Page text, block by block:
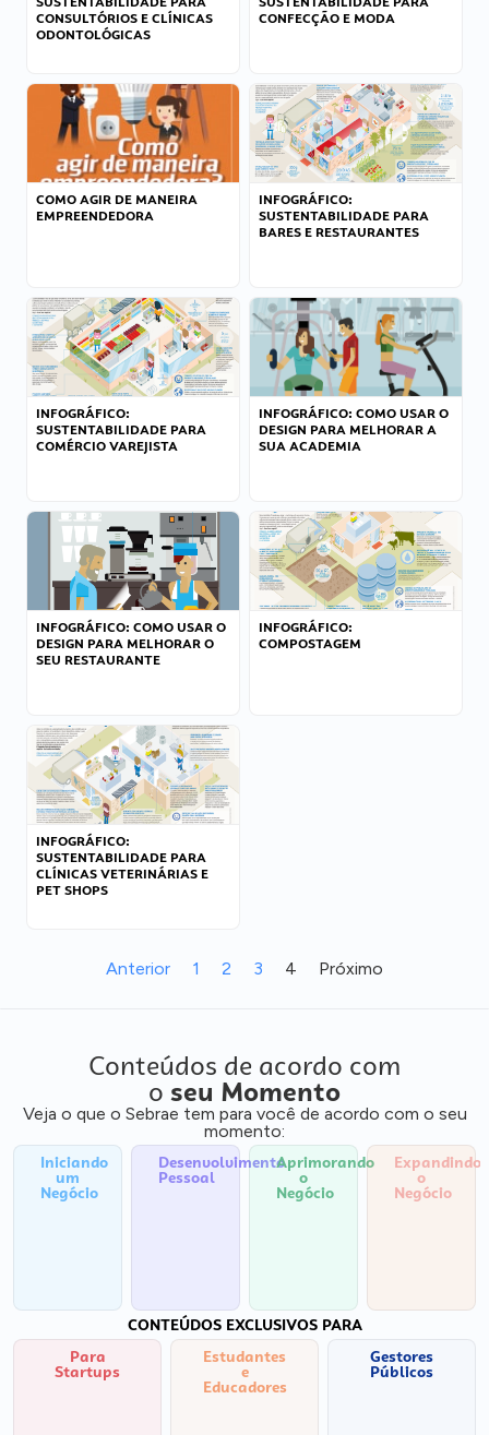
CONSULTÓRIOS E CLÍNICAS
ODONTOLÓGICAS
CONFECÇÃO E MODA
COMO AGIR DE MANEIRA
EMPREENDEDORA
INFOGRÁFICO:
SUSTENTABILIDADE PARA
BARES E RESTAURANTES
INFOGRÁFICO:
SUSTENTABILIDADE PARA
COMÉRCIO VAREJISTA
INFOGRÁFICO: COMO USAR O
DESIGN PARA MELHORAR A
SUA ACADEMIA
INFOGRÁFICO: COMO USAR O
DESIGN PARA MELHORAR O
SEU RESTAURANTE
INFOGRÁFICO:
COMPOSTAGEM
INFOGRÁFICO:
SUSTENTABILIDADE PARA
CLÍNICAS VETERINÁRIAS E
PET SHOPS
Anterior 1 2 3 4 Próximo
Conteúdos de acordo com
o seu Momento
Veja o que o Sebrae tem para você de acordo com o seu
momento:
Iniciando
um
Negócio
Desenvolvimento
Pessoal
Aprimorando
o
Negócio
Expandindo
o
Negócio
CONTEÚDOS EXCLUSIVOS PARA
Para
Startups
Estudantes
e
Educadores
Gestores
Públicos